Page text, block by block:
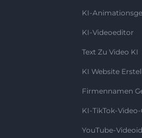
KI-
KI-Videoeditor
Text Zu Video KI
KI Website
Firmennamen
KI-TikTok-
YouTube-